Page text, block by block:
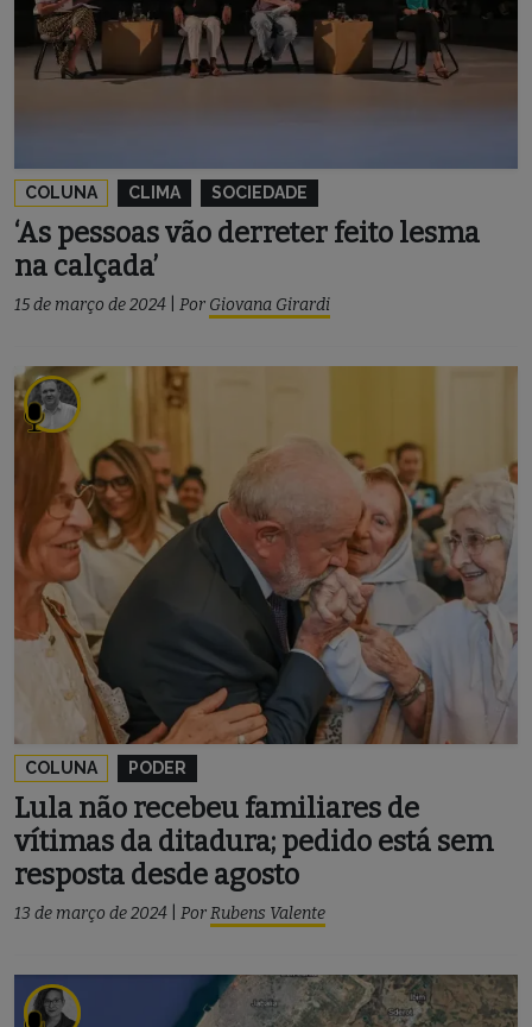
COLUNA CLIMA SOCIEDADE
‘As pessoas vão derreter feito lesma
na calçada’
15 de março de 2024 Por Giovana Girardi
COLUNA PODER
Lula não recebeu familiares de
vítimas da ditadura; pedido está sem
resposta desde agosto
13 de março de 2024 PorRubens Valente